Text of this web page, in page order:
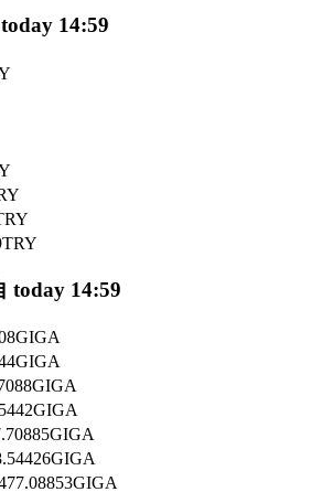
單分傭
大數據分析
14:59
TRY
today 14:59
GIGA
GIGA
GIGA
GIGA
GIGA
GIGA
GIGA